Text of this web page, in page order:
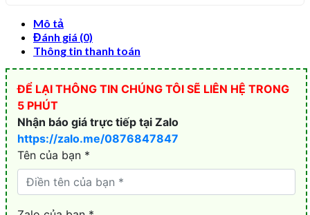
Mô tả
Đánh giá (0)
Thông tin thanh toán